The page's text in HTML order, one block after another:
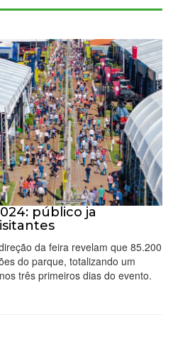
público ja
da feira revelam que 85.200
do parque, totalizando um
três primeiros dias do evento.